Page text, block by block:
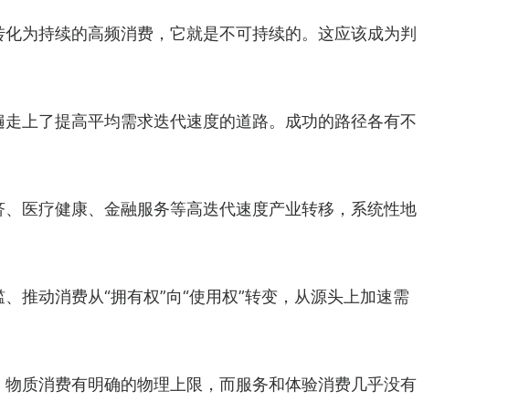
为持续的高频消费，它就是不可持续的。这应该成为判
上了提高平均需求迭代速度的道路。成功的路径各有不
医疗健康、金融服务等高迭代速度产业转移，系统性地
推动消费从“拥有权”向“使用权”转变，从源头上加速需
质消费有明确的物理上限，而服务和体验消费几乎没有